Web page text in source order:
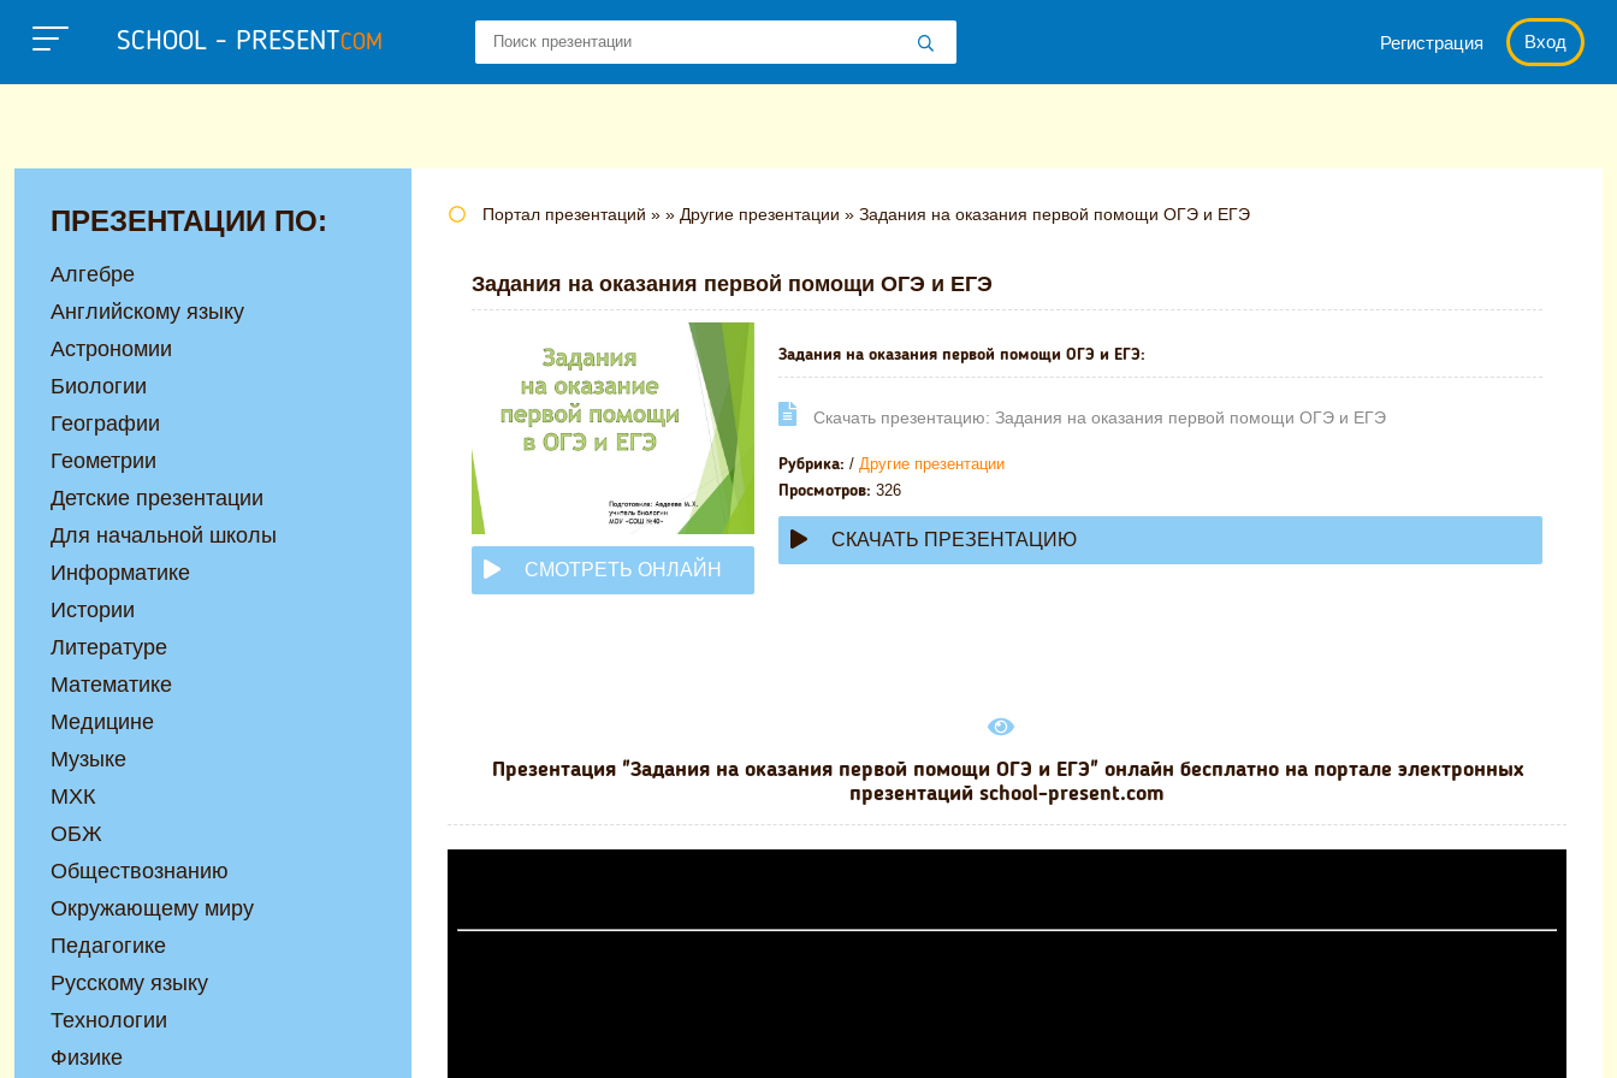
SCHOOL - PRESENTCOM Регистрация Вход
Портал презентаций » » Другие презентации » Задания на оказания первой помощи ОГЭ и ЕГЭ
Задания на оказания первой помощи ОГЭ и ЕГЭ
СМОТРЕТЬ ОНЛАЙН
Задания на оказания первой помощи ОГЭ и ЕГЭ:
Cкачать презентацию: Задания на оказания первой помощи ОГЭ и ЕГЭ
Рубрика: / Другие презентации
Просмотров: 326
СКАЧАТЬ ПРЕЗЕНТАЦИЮ
Презентация "Задания на оказания первой помощи ОГЭ и ЕГЭ" онлайн бесплатно на портале электронных
презентаций school-present.com
ПРЕЗЕНТАЦИИ ПО:
Алгебре
Английскому языку
Астрономии
Биологии
Географии
Геометрии
Детские презентации
Для начальной школы
Информатике
Истории
Литературе
Математике
Медицине
Музыке
МХК
ОБЖ
Обществознанию
Окружающему миру
Педагогике
Русскому языку
Технологии
Физике